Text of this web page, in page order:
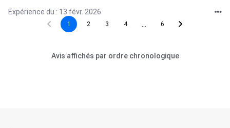
Expérience du : 13 févr. 2026
1 2 3 4 6
Avis affichés par ordre chronologique